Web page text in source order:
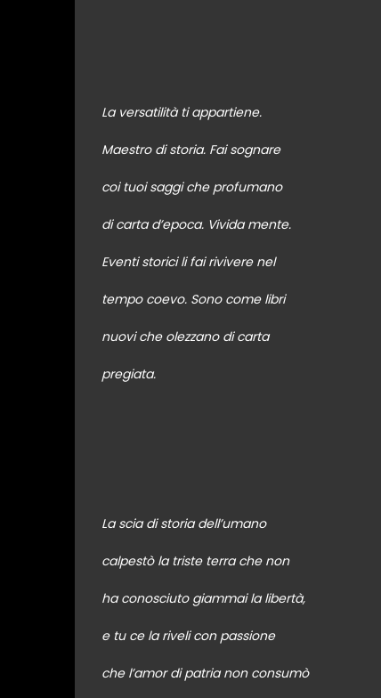
La versatilità ti appartiene.
Maestro di storia. Fai sognare
coi tuoi saggi che profumano
di carta d’epoca. Vivida mente.
Eventi storici li fai rivivere nel
tempo coevo. Sono come libri
nuovi che olezzano di carta
pregiata.
La scia di storia dell’umano
calpestò la triste terra che non
ha conosciuto giammai la libertà,
e tu ce la riveli con passione
che l’amor di patria non consumò